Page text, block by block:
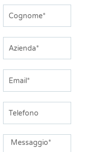
Messaggio